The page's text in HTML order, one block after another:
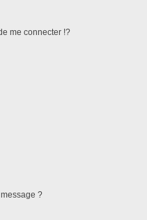
me connecter !?
?